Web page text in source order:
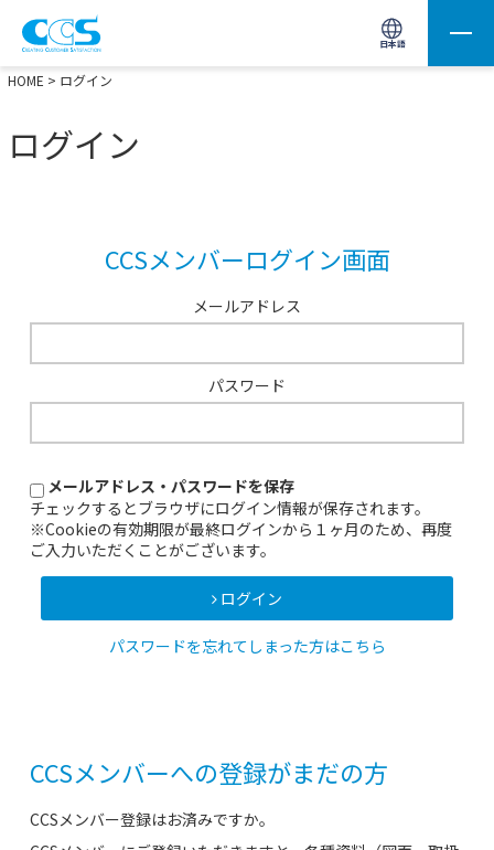
日本語
画像処理用の製品検索 サイト内検索(Enterで実行)
HOME > ログイン
ログイン
CCSメンバーログイン画面
メールアドレス
パスワード
メールアドレス・パスワードを保存
チェックするとブラウザにログイン情報が保存されます。
※Cookieの有効期限が最終ログインから１ヶ月のため、再度
ご入力いただくことがございます。
ログイン
パスワードを忘れてしまった方はこちら
CCSメンバーへの登録がまだの方
CCSメンバー登録はお済みですか。